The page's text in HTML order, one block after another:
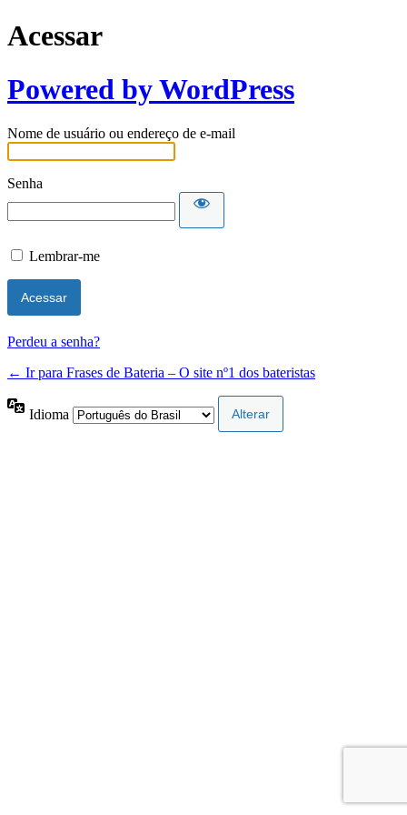
Acessar
Powered by WordPress
Nome de usuário ou endereço de e-mail
Senha
Lembrar-me
Perdeu a senha?
← Ir para Frases de Bateria – O site nº1 dos bateristas
Idioma